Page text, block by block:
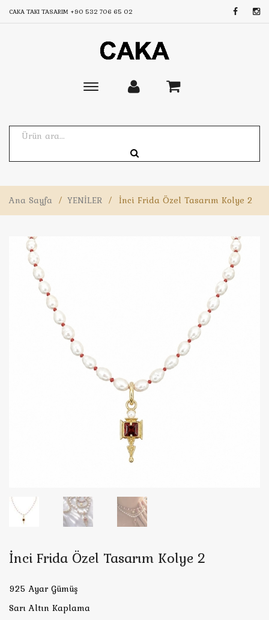
CAKA TAKI TASARIM +90 532 706 65 02
Toggle
Ana Sayfa / YENİLER / İnci Frida Özel Tasarım Kolye 2
İnci Frida Özel Tasarım Kolye 2
925 Ayar Gümüş
Sarı Altın Kaplama